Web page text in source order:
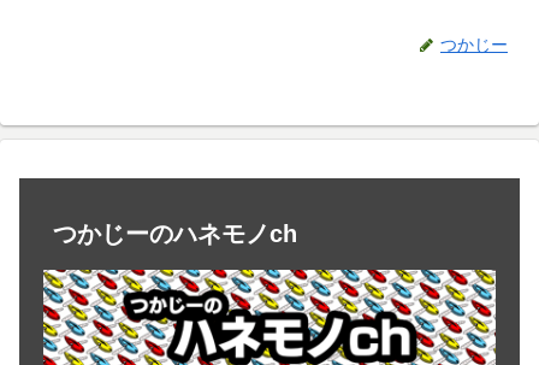
つかじー
つかじーのハネモノch